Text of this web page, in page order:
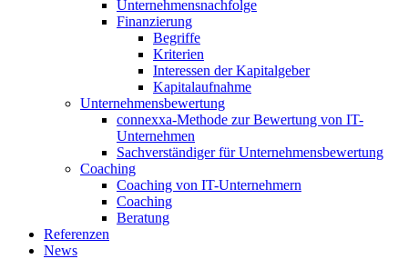
Unternehmensnachfolge
Finanzierung
Begriffe
Kriterien
Interessen der Kapitalgeber
Kapitalaufnahme
Unternehmensbewertung
connexxa-Methode zur Bewertung von IT-
Unternehmen
Sachverständiger für Unternehmensbewertung
Coaching
Coaching von IT-Unternehmern
Coaching
Beratung
Referenzen
News